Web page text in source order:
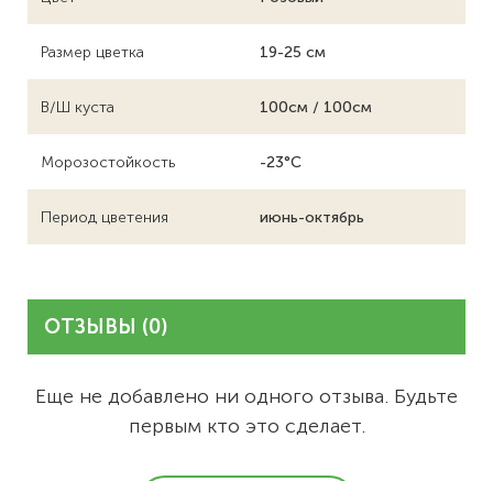
Размер цветка 19-25 см
В/Ш куста 100см / 100см
Морозостойкость -23°С
Период цветения июнь-октябрь
ОТЗЫВЫ (0)
Еще не добавлено ни одного отзыва. Будьте
первым кто это сделает.